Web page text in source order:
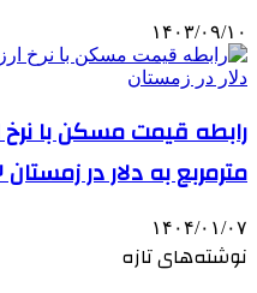
۱۴۰۳/۰۹/۱۰
رابطه قیمت مسکن با نرخ
مترمربع به دلار در زمستان ۱۴۰۳ را ببینید
۱۴۰۴/۰۱/۰۷
نوشته‌های تازه